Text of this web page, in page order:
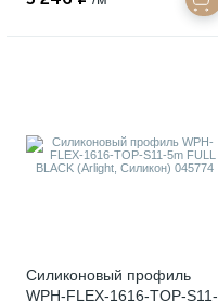
Силиконовый профиль
WPH-FLEX-1616-TOP-S11-